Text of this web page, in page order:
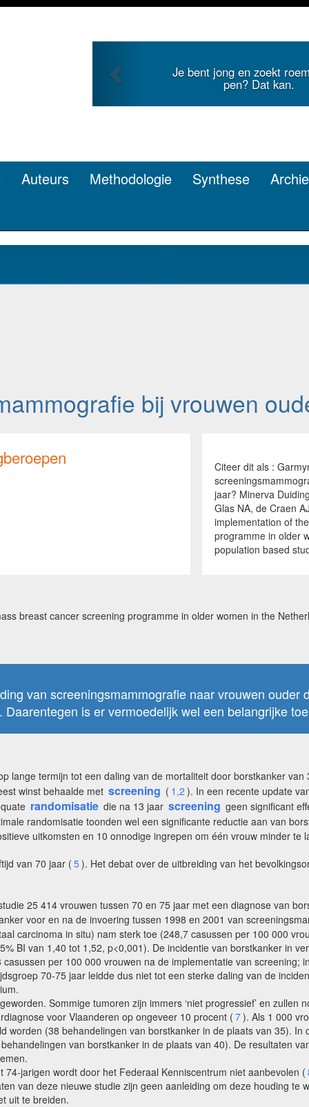
Je bent jong en zoekt
pen? Dat kan.
Auteurs Methodologie Synthese
bij vrouwen
Citeer dit als :
jaar? Minerva
Glas NA, de Craen
implementation of
programme in older
population based
breast cancer screening programme in older women in the
van screeningsmammografie naar vrouwen ouder
is er vermoedelijk wel een belangrijke
lange termijn tot een daling van de mortaliteit door borstkanker van
winst behaalde met screening ( 1,2 ). In een recente update
randomisatie die na 13 jaar screening geen significant
randomisatie toonden wel een significante reductie aan van
uitkomsten en 10 onnodige ingrepen om één vrouw minder te
van 70 jaar ( 5). Het debat over de uitbreiding van het
25 414 vrouwen tussen 70 en 75 jaar met een diagnose van
voor en na de invoering tussen 1998 en 2001 van
carcinoma in situ) nam sterk toe (248,7 casussen per 100 000
BI van 1,40 tot 1,52, p<0,001). De incidentie van borstkanker in
per 100 000 vrouwen na de implementatie van screening;
70-75 jaar leidde dus niet tot een sterke daling van de
Sommige tumoren zijn immers ‘niet progressief’ en zullen
voor Vlaanderen op ongeveer 10 procent ( 7). Als 1 000
(38 behandelingen van borstkanker in de plaats van 35).
van borstkanker in de plaats van 40). De resultaten
jarigen wordt door het Federaal Kenniscentrum niet aanbevolen (
van deze nieuwe studie zijn geen aanleiding om deze houding te
uit te breiden.